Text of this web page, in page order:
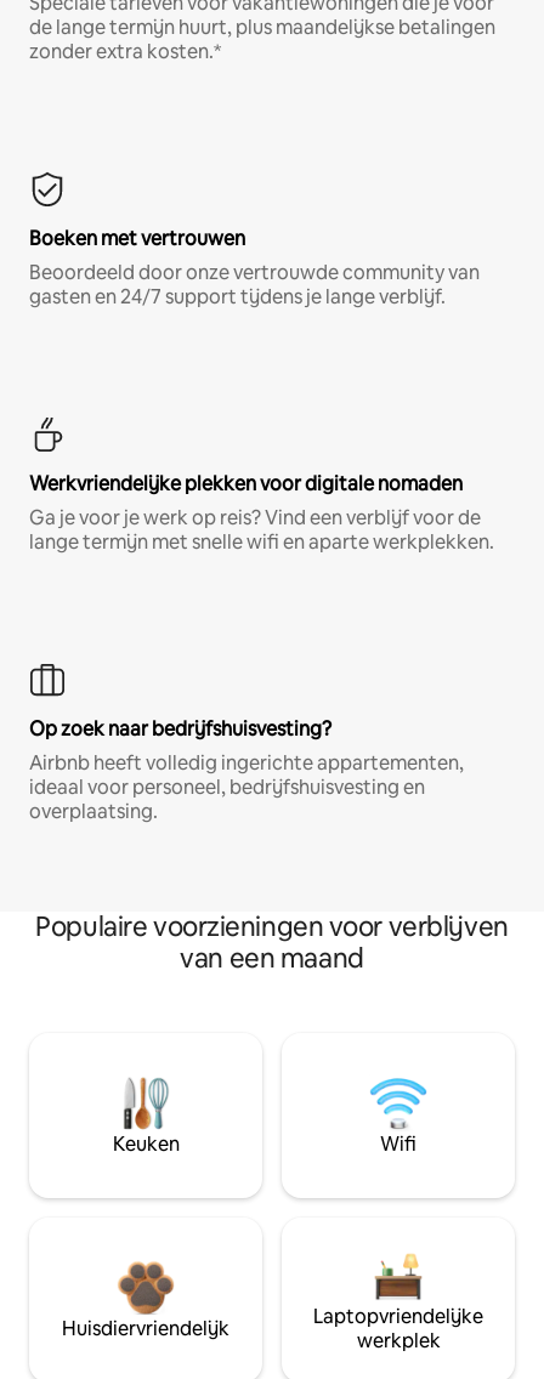
de lange termijn huurt, plus maandelijkse betalingen
zonder extra kosten.*
Boeken met vertrouwen
Beoordeeld door onze vertrouwde community van
gasten en 24/7 support tijdens je lange verblijf.
Werkvriendelijke plekken voor digitale nomaden
Ga je voor je werk op reis? Vind een verblijf voor de
lange termijn met snelle wifi en aparte werkplekken.
Op zoek naar bedrijfshuisvesting?
Airbnb heeft volledig ingerichte appartementen,
ideaal voor personeel, bedrijfshuisvesting en
overplaatsing.
Populaire voorzieningen voor verblijven
van een maand
Keuken Wifi
Huisdiervriendelijk
Laptopvriendelijke
werkplek